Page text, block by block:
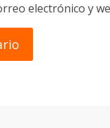
electrónico y